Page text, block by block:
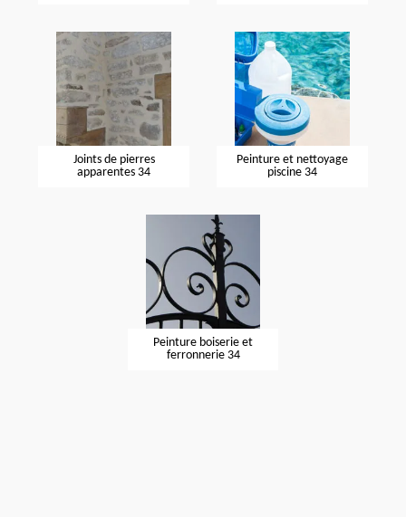
Joints de pierres
apparentes 34
Peinture et nettoyage
piscine 34
Peinture boiserie et
ferronnerie 34